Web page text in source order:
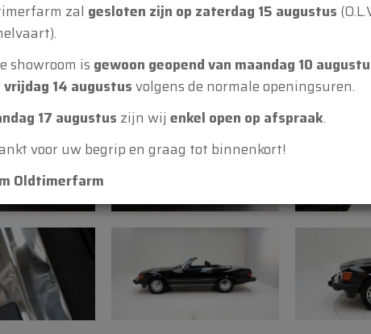
Staat en
• Restauratie en
• Carrosserie:
gebruik
• Lakwerk:
gebruik
• Banden: goede
• Opmerking:
• Interieur, kap en
• Controle
zal gesloten zijn op zaterdag 15 augustus
showroom is gewoon geopend van maandag 10
14 augustusvolgens de normale openingsuren.
17 augustus zijn wij enkel open op afspraak.
voor uw begrip en graag tot binnenkort!
Oldtimerfarm